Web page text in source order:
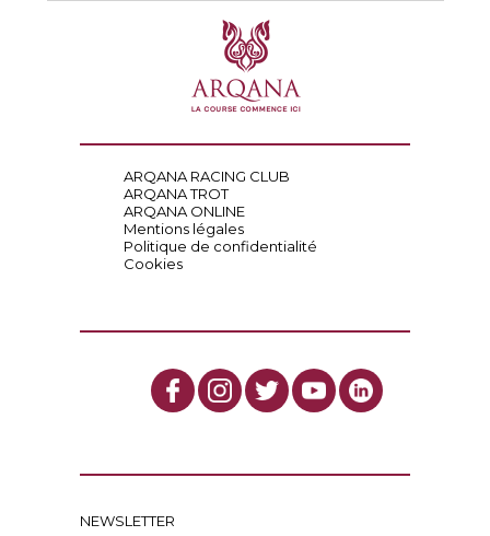
ARQANA RACING CLUB
ARQANA TROT
ARQANA ONLINE
Mentions légales
Politique de confidentialité
Cookies
NEWSLETTER